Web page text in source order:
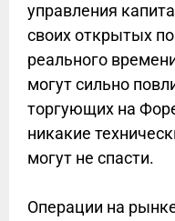
управления
своих открытых
реального
могут сильно
торгующих на
никакие
могут не спасти.
Операции на